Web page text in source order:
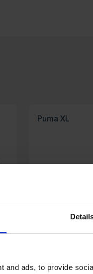
and ads, to provide
Puma XL